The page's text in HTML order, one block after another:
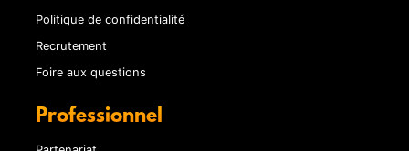
Politique de confidentialité
Recrutement
Foire aux questions
Professionnel